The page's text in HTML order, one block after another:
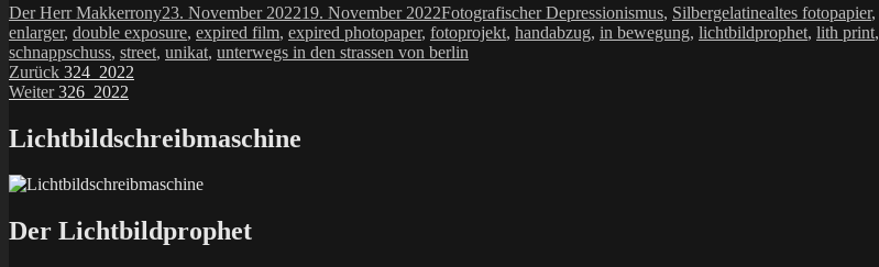
Autor
Der Herr MakkerronyVeröffentlicht
am
23. November 202219. November 2022Kategorien
Fotografischer Depressionismus, SilbergelatineSchlagwörter
altes fotopapier,
enlarger, double exposure, expired film, expired photopaper, fotoprojekt, handabzug, in bewegung, lichtbildprophet, lith print,
schnappschuss, street, unikat, unterwegs in den strassen von berlin
Beitragsnavigation
Zurück Vorheriger
Beitrag:
324_2022
Weiter Nächster
326_2022
Lichtbildschreibmaschine
Der Lichtbildprophet